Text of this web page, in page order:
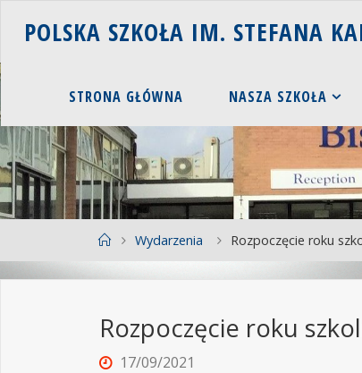
POLSKA SZKOŁA IM. STEFANA KA
STRONA GŁÓWNA NASZA SZKOŁA
Wydarzenia Rozpoczęcie roku
Rozpoczęcie roku
17/09/2021